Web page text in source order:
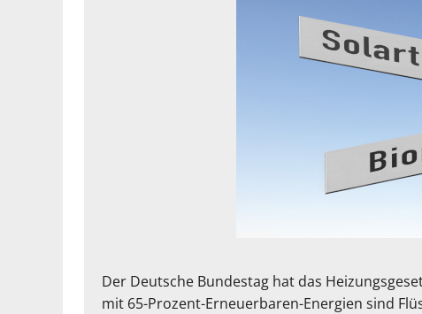
Der Deutsche Bundestag hat das
mit 65-Prozent-Erneuerbaren-Energien sind